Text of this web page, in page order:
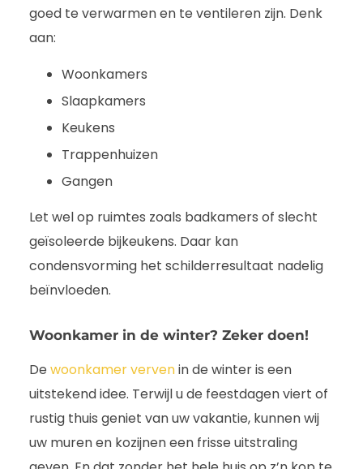
goed te verwarmen en te ventileren zijn. Denk
aan:
Woonkamers
Slaapkamers
Keukens
Trappenhuizen
Gangen
Let wel op ruimtes zoals badkamers of slecht
geïsoleerde bijkeukens. Daar kan
condensvorming het schilderresultaat nadelig
beïnvloeden.
Woonkamer in de winter? Zeker doen!
De woonkamer vervenin de winter is een
uitstekend idee. Terwijl u de feestdagen viert of
rustig thuis geniet van uw vakantie, kunnen wij
uw muren en kozijnen een frisse uitstraling